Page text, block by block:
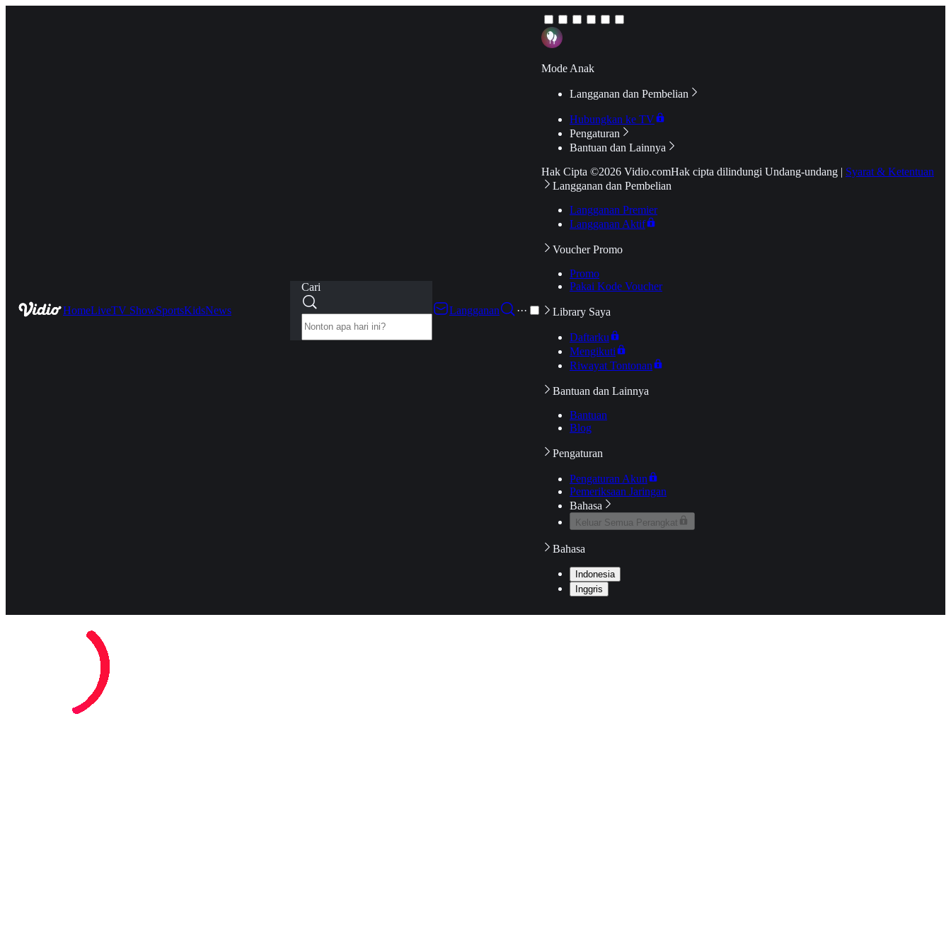
HomeLiveTV ShowSportsKidsNews
Cari
Langganan
···
Mode Anak
Langganan dan Pembelian
Hubungkan ke TV
Pengaturan
Bantuan dan Lainnya
Hak Cipta ©2026 Vidio.comHak cipta dilindungi Undang-undang | Syarat & Ketentuan
Langganan dan Pembelian
Langganan Premier
Langganan Aktif
Voucher Promo
Promo
Pakai Kode Voucher
Library Saya
Daftarku
Mengikuti
Riwayat Tontonan
Bantuan dan Lainnya
Bantuan
Blog
Pengaturan
Pengaturan Akun
Pemeriksaan Jaringan
Bahasa
Keluar Semua Perangkat
Bahasa
Indonesia
Inggris